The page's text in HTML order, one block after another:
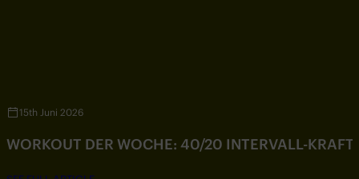
15th Juni 2026
WORKOUT DER WOCHE: 40/20 INTERVALL-